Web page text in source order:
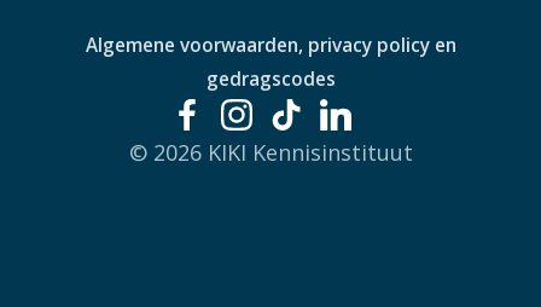
Algemene voorwaarden, privacy policy en
gedragscodes
© 2026 KIKI Kennisinstituut